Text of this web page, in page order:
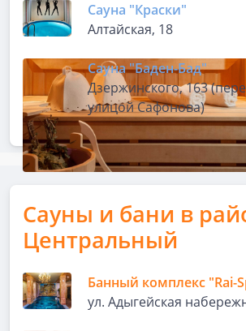
Сауна "Краски"
Алтайская, 18
Сауна "Баден-Бад"
Дзержинского, 163
улицой Сафонова)
Сауны и бани в
Центральный
Банный комплекс "Rai-
ул. Адыгейская